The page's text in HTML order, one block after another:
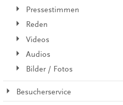
Pressestimmen
Reden
Videos
Audios
Bilder / Fotos
Besucherservice